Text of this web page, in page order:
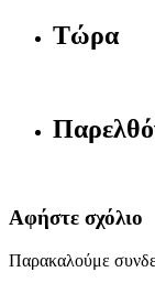
Τώρα
Αφήστε σχόλιο
Παρακαλούμε